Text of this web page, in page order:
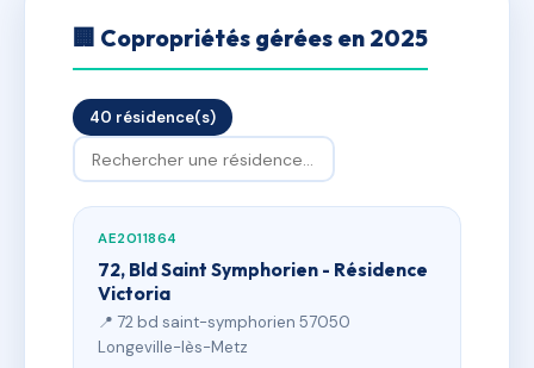
🏢 Copropriétés gérées en 2025
40 résidence(s)
AE2011864
72, Bld Saint Symphorien - Résidence
Victoria
📍 72 bd saint-symphorien 57050
Longeville-lès-Metz